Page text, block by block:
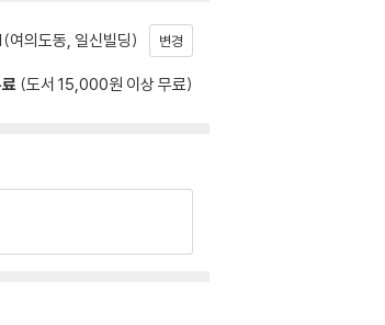
여의도동, 일신빌딩) 변경
(도서 15,000원 이상 무료)